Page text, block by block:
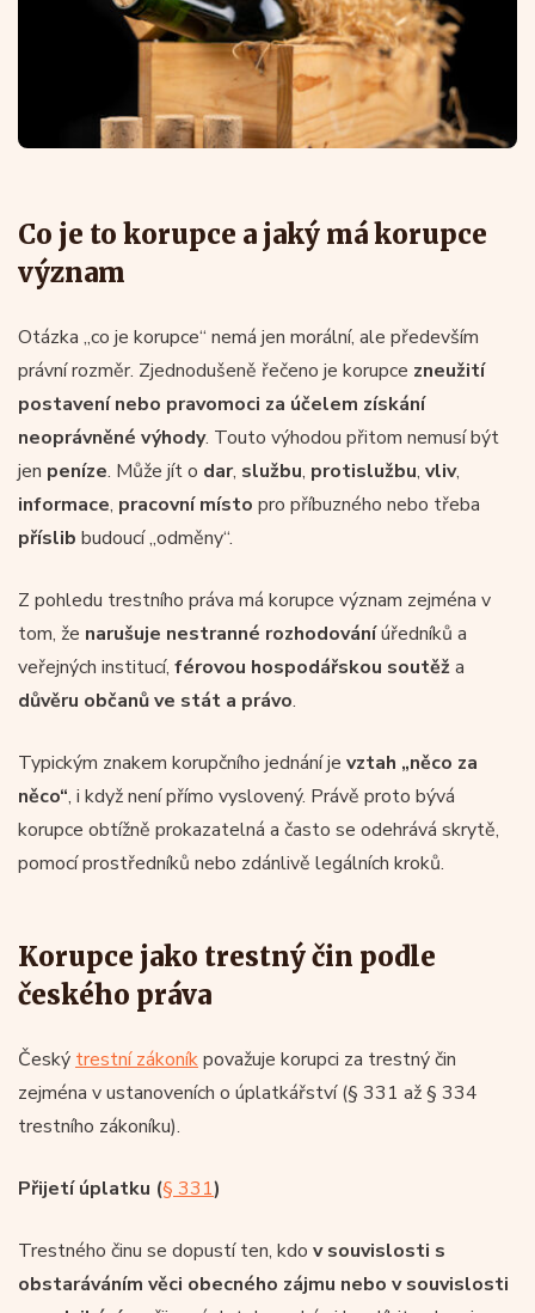
Co je to korupce a jaký má korupce
význam
Otázka „co je korupce“ nemá jen morální, ale především
právní rozměr. Zjednodušeně řečeno je korupce zneužití
postavení nebo pravomoci za účelem získání
neoprávněné výhody. Touto výhodou přitom nemusí být
jen peníze. Může jít o dar, službu, protislužbu, vliv,
informace, pracovní místo pro příbuzného nebo třeba
příslib budoucí „odměny“.
Z pohledu trestního práva má korupce význam zejména v
tom, že narušuje nestranné rozhodováníúředníků a
veřejných institucí, férovou hospodářskou soutěža
důvěru občanů ve stát a právo.
Typickým znakem korupčního jednání je vztah „něco za
něco“, i když není přímo vyslovený. Právě proto bývá
korupce obtížně prokazatelná a často se odehrává skrytě,
pomocí prostředníků nebo zdánlivě legálních kroků.
Korupce jako trestný čin podle
českého práva
Český trestní zákoníkpovažuje korupci za trestný čin
zejména v ustanoveních o úplatkářství (§ 331 až § 334
trestního zákoníku).
Přijetí úplatku (§ 331)
Trestného činu se dopustí ten, kdo v souvislosti s
obstaráváním věci obecného zájmu nebo v souvislosti